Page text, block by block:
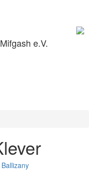
e.V.